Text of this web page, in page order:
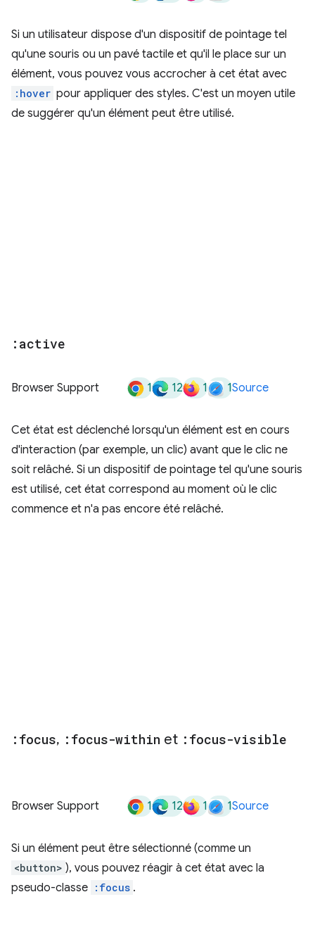
Si un utilisateur dispose d'un dispositif de pointage tel
qu'une souris ou un pavé tactile et qu'il le place sur un
élément, vous pouvez vous accrocher à cet état avec
:hover pour appliquer des styles. C'est un moyen utile
de suggérer qu'un élément peut être utilisé.
:active
Browser Support 1 12 1 1Source
Cet état est déclenché lorsqu'un élément est en cours
d'interaction (par exemple, un clic) avant que le clic ne
soit relâché. Si un dispositif de pointage tel qu'une souris
est utilisé, cet état correspond au moment où le clic
commence et n'a pas encore été relâché.
:focus, :focus-within et :focus-visible
Browser Support 1 12 1 1Source
Si un élément peut être sélectionné (comme un
<button> ), vous pouvez réagir à cet état avec la
pseudo-classe :focus .